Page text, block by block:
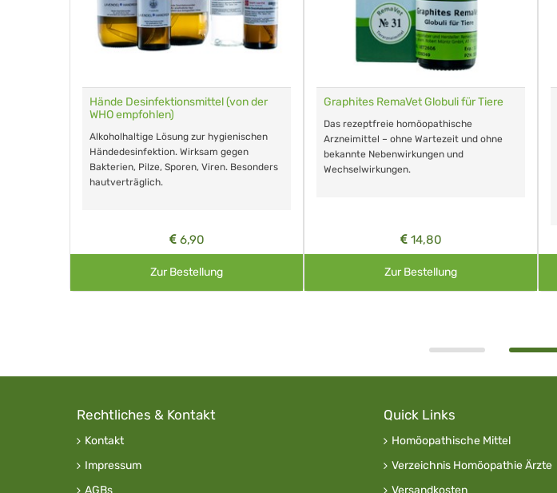
Hände Desinfektionsmittel (von der
WHO empfohlen)
Alkoholhaltige Lösung zur hygienischen
Händedesinfektion. Wirksam gegen
Bakterien, Pilze, Sporen, Viren. Besonders
hautverträglich.
6,90
Zur Bestellung
Graphites RemaVet Globuli für Tiere
Das rezeptfreie homöopathische
Arzneimittel – ohne Wartezeit und ohne
bekannte Nebenwirkungen und
Wechselwirkungen.
14,80
Zur Bestellung
Rechtliches & Kontakt
Kontakt
Impressum
AGBs
Quick Links
Homöopathische Mittel
Verzeichnis Homöopathie Ärzte
Versandkosten